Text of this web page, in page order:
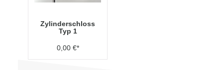
Zylinderschloss
Typ 1
0,00 €*